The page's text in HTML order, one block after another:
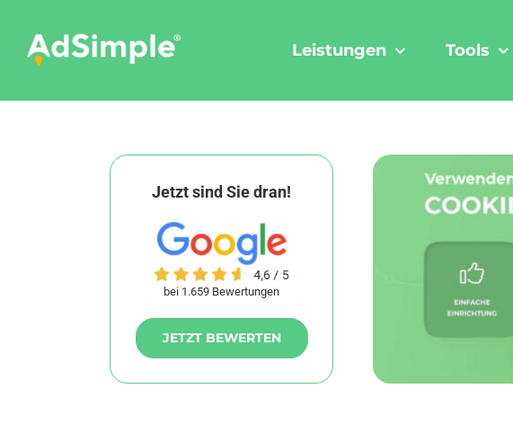
content
Leistungen Tools
Jetzt sind Sie dran!
bei 1.659 Bewertungen
JETZT BEWERTEN